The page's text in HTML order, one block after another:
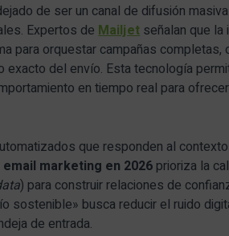
de ser un canal de difusión
Expertos deMailjet señalan que la
para orquestar campañas completas,
del envío. Esta tecnología
en tiempo real para
que responden al
email marketing en 2026 prioriza la
) para construir relaciones de
sostenible» busca reducir el ruido
de entrada.